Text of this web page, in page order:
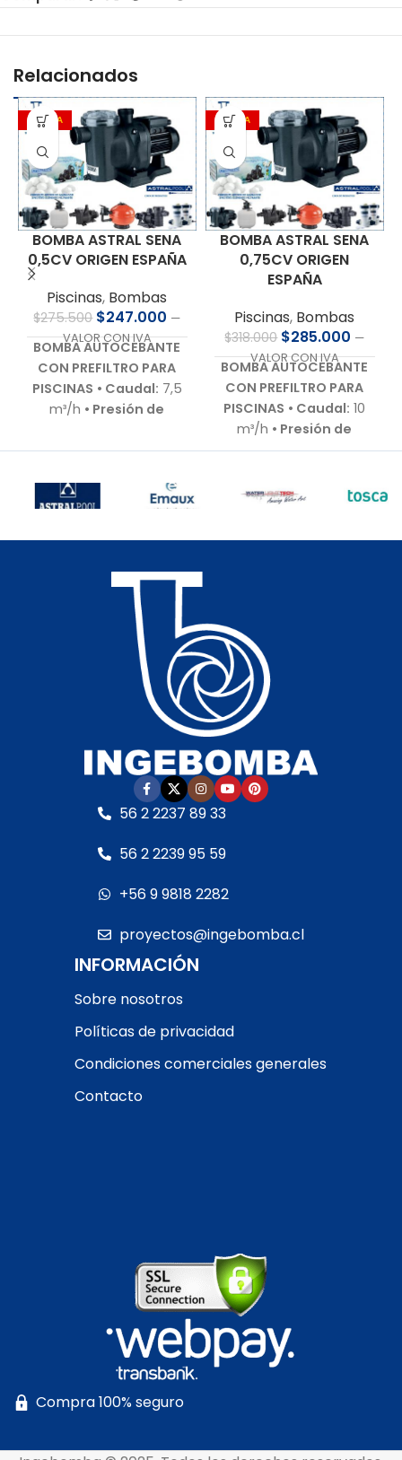
Relacionados
OFERTA
BOMBA ASTRAL SENA
0,5CV ORIGEN ESPAÑA
Piscinas, Bombas
$275.500 $247.000 —
VALOR CON IVA
BOMBA AUTOCEBANTE
CON PREFILTRO PARA
PISCINAS • Caudal: 7,5
m³/h • Presión de
Motor:0,5 HP – 220 V –
Autoaspirante:
Hasta
3,0 m.c.a.
• Incluye:
hidráulico:En
polipropileno de alta
• Garantía:
Según cláusula del
• Sello
Especial AISI
316 y óxido de alúmina•
Acero
Con rodamientos –
Debe ser protegida con
interruptor guarda
motor RETIRO EN TIENDA
OFERTA
BOMBA ASTRAL SENA
0,75CV ORIGEN
ESPAÑA
Piscinas, Bombas
$318.000 $285.000 —
VALOR CON IVA
BOMBA AUTOCEBANTE
CON PREFILTRO PARA
PISCINAS • Caudal: 10
m³/h • Presión de
trabajo:9,0 m.c.a.•
Bajo nivel de ruido•
calidad
Según cláusula del
fabricante
mecánico:
316 y óxido de alúmina
Eje del motor:
inoxidable• Motor:
Con rodamientos –
Debe ser protegida con
56 2 2237 89 33
56 2 2239 95 59
+56 9 9818 2282
proyectos@ingebomba.cl
INFORMACIÓN
Sobre nosotros
Políticas de privacidad
Condiciones comerciales generales
Contacto
Compra 100% seguro